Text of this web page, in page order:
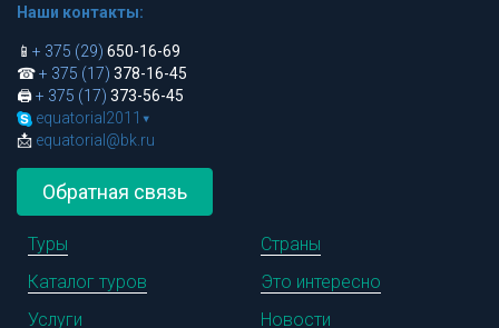
Наши контакты:
📱 + 375 (29) 650-16-69
☎+ 375 (17) 378-16-45
🖨+ 375 (17) 373-56-45
equatorial2011 ▾
📩 equatorial@bk.ru
Обратная связь
Туры
Страны
Каталог туров
Это интересно
Услуги
Новости